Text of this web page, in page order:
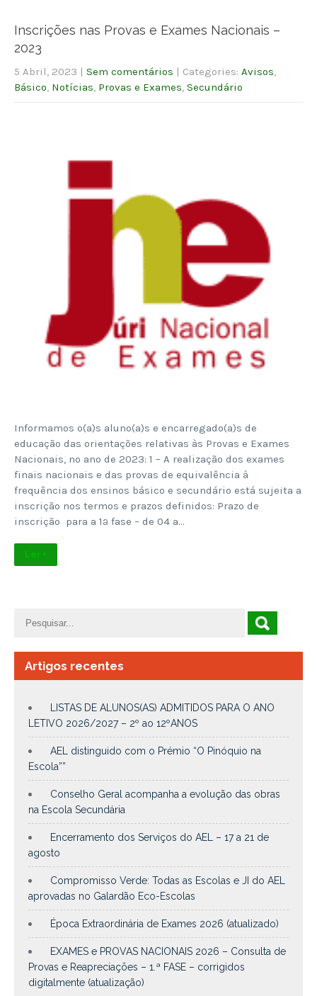
Inscrições nas Provas e Exames Nacionais –
2023
5 Abril, 2023 | Sem comentários | Categories: Avisos
Básico Notícias Provas e Exames Secundário
Informamos o(a)s aluno(a)s e encarregado(a)s de
educação das orientações relativas às Provas e Exames
Nacionais, no ano de 2023: 1 – A realização dos exames
finais nacionais e das provas de equivalência à
frequência dos ensinos básico e secundário está sujeita a
inscrição nos termos e prazos definidos:​ Prazo de
inscrição para a 1ª fase – de 04 a…
Ler +
Artigos recentes
LISTAS DE ALUNOS(AS) ADMITIDOS PARA O ANO
LETIVO 2026/2027 – 2º ao 12ºANOS
AEL distinguido com o Prémio “O Pinóquio na
Escola””
Conselho Geral acompanha a evolução das obras
na Escola Secundária
Encerramento dos Serviços do AEL – 17 a 21 de
agosto
Compromisso Verde: Todas as Escolas e JI do AEL
aprovadas no Galardão Eco-Escolas
Época Extraordinária de Exames 2026 (atualizado)
EXAMES e PROVAS NACIONAIS 2026 – Consulta de
Provas e Reapreciações – 1.ª FASE – corrigidos
digitalmente (atualização)